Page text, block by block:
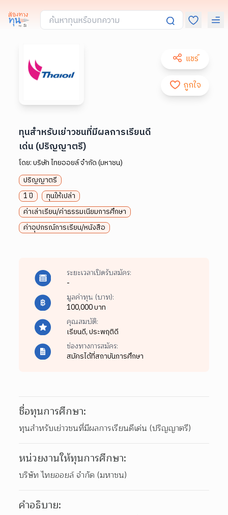
แชร์
ถูกใจ
ทุนสำหรับเย่าวชนที่มีผลการเรียนดี
เด่น (ปริญญาตรี)
โดย:บริษัท ไทยออยล์ จำกัด (มหาชน)
ปริญญาตรี
1 ปี
ทุนให้เปล่า
ค่าเล่าเรียน/ค่าธรรมเนียมการศึกษา
ค่าอุปกรณ์การเรียน/หนังสือ
ระยะเวลาเปิดรับสมัคร:
-
มูลค่าทุน (บาท):
100,000 บาท
คุณสมบัติ:
เรียนดี,ประพฤติดี
ช่องทางการสมัคร:
สมัครได้ที่สถาบันการศึกษา
ชื่อทุนการศึกษา:
ทุนสำหรับเย่าวชนที่มีผลการเรียนดีเด่น (ปริญญาตรี)
หน่วยงานให้ทุนการศึกษา:
บริษัท ไทยออยล์ จำกัด (มหาชน)
คำอธิบาย: